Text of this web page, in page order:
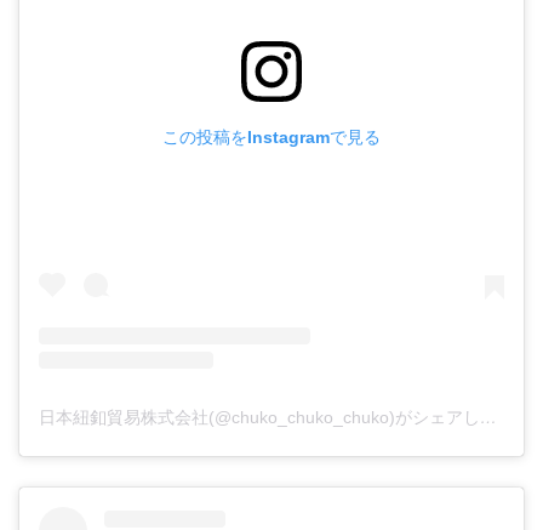
この投稿をInstagramで見る
日本紐釦貿易株式会社(@chuko_chuko_chuko)がシェアした投稿